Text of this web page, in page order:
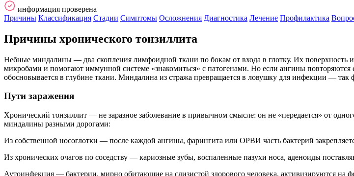
информация проверена
Причины Классификация Стадии Симптомы Осложнения Диагностика Лечение Профилактика
Причины хронического тонзиллита
Небные миндалины — два скопления лимфоидной ткани по бокам от входа в глотку. Их поверхность
микробами и помогают иммунной системе «знакомиться» с патогенами. Но если ангины
обосновывается в глубине ткани. Миндалина из стража превращается в ловушку для инфекции — так
Пути заражения
Хронический тонзиллит — не заразное заболевание в привычном смысле: он не «передается» от
миндалины разными дорогами:
Из собственной носоглотки — после каждой ангины, фарингита или ОРВИ часть бактерий
Из хронических очагов по соседству — кариозные зубы, воспаленные пазухи носа, аденоиды
Аутоинфекция — бактерии, мирно обитающие на слизистой здорового человека, активизируются на